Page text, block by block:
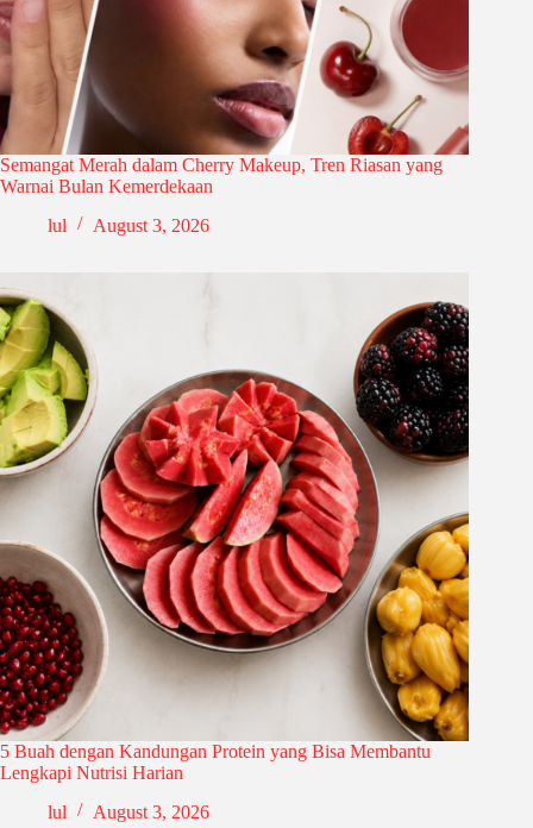
Semangat Merah dalam Cherry Makeup, Tren Riasan yang
Warnai Bulan Kemerdekaan
lul
August 3, 2026
5 Buah dengan Kandungan Protein yang Bisa Membantu
Lengkapi Nutrisi Harian
lul
August 3, 2026